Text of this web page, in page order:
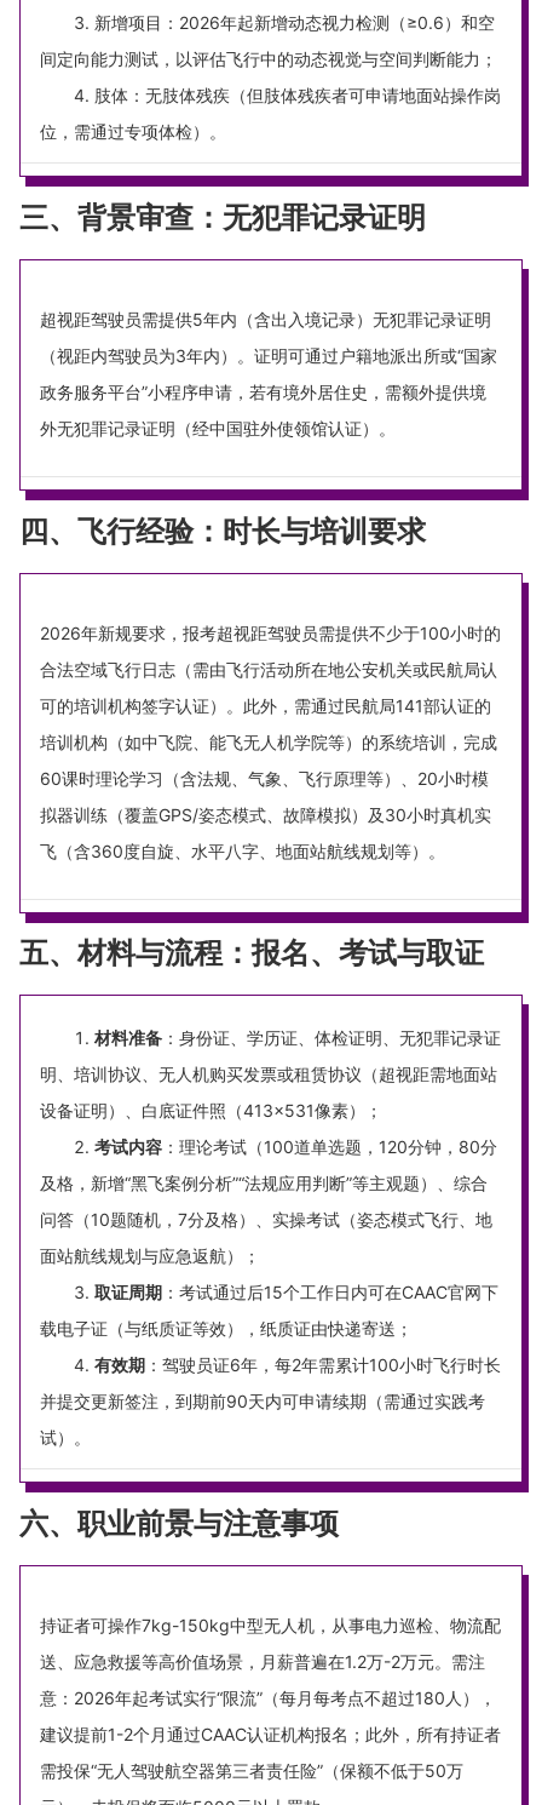
新增项目：2026年起新增动态视力检测（≥0.6）和空
间定向能力测试，以评估飞行中的动态视觉与空间判断能力；
肢体：无肢体残疾（但肢体残疾者可申请地面站操作岗
位，需通过专项体检）。
三、背景审查：无犯罪记录证明
超视距驾驶员需提供5年内（含出入境记录）无犯罪记录证明
（视距内驾驶员为3年内）。证明可通过户籍地派出所或“国家
政务服务平台”小程序申请，若有境外居住史，需额外提供境
外无犯罪记录证明（经中国驻外使领馆认证）。
四、飞行经验：时长与培训要求
2026年新规要求，报考超视距驾驶员需提供不少于100小时的
合法空域飞行日志（需由飞行活动所在地公安机关或民航局认
可的培训机构签字认证）。此外，需通过民航局141部认证的
培训机构（如中飞院、能飞无人机学院等）的系统培训，完成
60课时理论学习（含法规、气象、飞行原理等）、20小时模
拟器训练（覆盖GPS/姿态模式、故障模拟）及30小时真机实
飞（含360度自旋、水平八字、地面站航线规划等）。
五、材料与流程：报名、考试与取证
材料准备 ：身份证、学历证、体检证明、无犯罪记录证
明、培训协议、无人机购买发票或租赁协议（超视距需地面站
设备证明）、白底证件照（413×531像素）；
考试内容 ：理论考试（100道单选题，120分钟，80分
及格，新增“黑飞案例分析”“法规应用判断”等主观题）、综合
问答（10题随机，7分及格）、实操考试（姿态模式飞行、地
面站航线规划与应急返航）；
取证周期 ：考试通过后15个工作日内可在CAAC官网下
载电子证（与纸质证等效），纸质证由快递寄送；
有效期 ：驾驶员证6年，每2年需累计100小时飞行时长
并提交更新签注，到期前90天内可申请续期（需通过实践考
试）。
六、职业前景与注意事项
持证者可操作7kg-150kg中型无人机，从事电力巡检、物流配
送、应急救援等高价值场景，月薪普遍在1.2万-2万元。需注
意：2026年起考试实行“限流”（每月每考点不超过180人），
建议提前1-2个月通过CAAC认证机构报名；此外，所有持证者
需投保“无人驾驶航空器第三者责任险”（保额不低于50万